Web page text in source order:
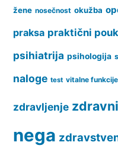
žene nosečnost okužba
praksa praktični pouk
psihiatrija psihologija
naloge test vitalne funkcije
zdravljenje
nega